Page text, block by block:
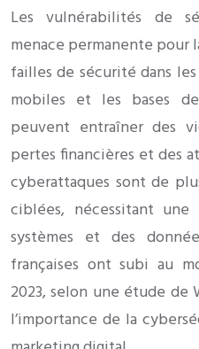
Les vulnérabilités de
menace permanente pour
failles de sécurité dans
mobiles et les bases
peuvent entraîner des
pertes financières et des
cyberattaques sont de
ciblées, nécessitant
systèmes et des
françaises ont subi au
2023, selon une étude de
l’importance de la